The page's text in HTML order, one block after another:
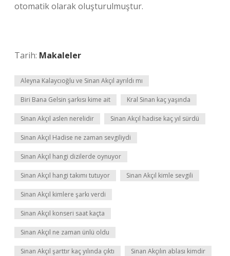
otomatik olarak oluşturulmuştur.
Tarih: Makaleler
Aleyna Kalaycıoğlu ve Sinan Akçıl ayrıldı mı
Biri Bana Gelsin şarkısı kime ait Kral Sinan kaç yaşında
Sinan Akçıl aslen nerelidir Sinan Akçıl hadise kaç yıl sürdü
Sinan Akçıl Hadise ne zaman sevgiliydi
Sinan Akçıl hangi dizilerde oynuyor
Sinan Akçıl hangi takımı tutuyor Sinan Akçıl kimle sevgili
Sinan Akçıl kimlere şarkı verdi
Sinan Akçıl konseri saat kaçta
Sinan Akçıl ne zaman ünlü oldu
Sinan Akçıl şarttır kaç yılında çıktı Sinan Akçılın ablası kimdir